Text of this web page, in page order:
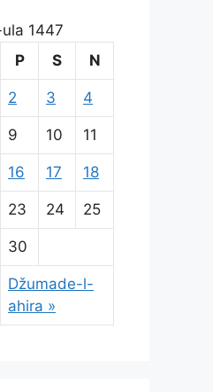
1447
P S N
Džumade-l-
ahira »
2 3 4
9 10 11
16 17 18
23 24 25
30